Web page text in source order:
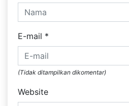
E-mail *
(Tidak ditampilkan dikomentar)
Website